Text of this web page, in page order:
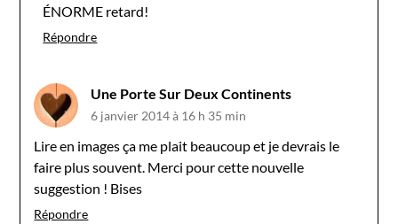
ÉNORME retard!
Répondre
Une Porte Sur Deux Continents
6 janvier 2014 à 16 h 35 min
Lire en images ça me plait beaucoup et je devrais le
faire plus souvent. Merci pour cette nouvelle
suggestion ! Bises
Répondre